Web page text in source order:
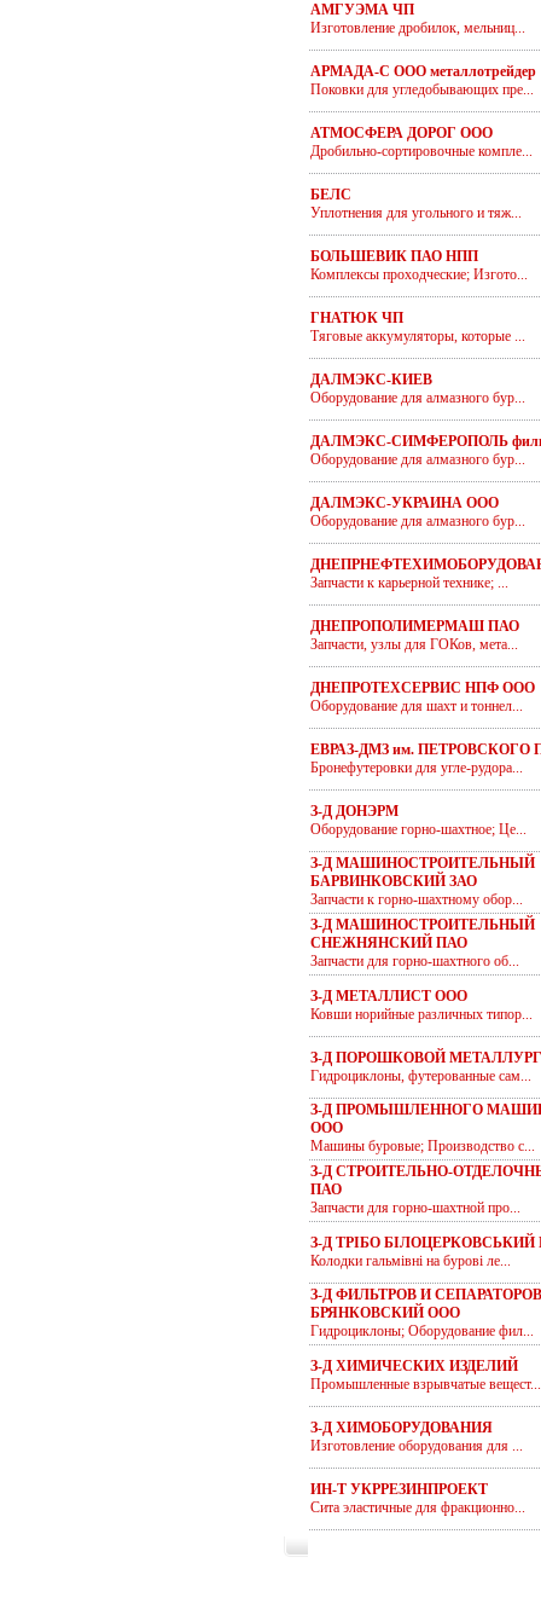
АМГУЭМА ЧП
Изготовление дробилок, мельниц...
АРМАДА-С ООО металлотрейдер
Поковки для угледобывающих пре...
АТМОСФЕРА ДОРОГ ООО
Дробильно-сортировочные компле...
БЕЛС
Уплотнения для угольного и тяж...
БОЛЬШЕВИК ПАО НПП
Комплексы проходческие; Изгото...
ГНАТЮК ЧП
Тяговые аккумуляторы, которые ...
ДАЛМЭКС-КИЕВ
Оборудование для алмазного бур...
ДАЛМЭКС-СИМФЕРОПОЛЬ
Оборудование для алмазного бур...
ДАЛМЭКС-УКРАИНА ООО
Оборудование для алмазного бур...
Запчасти к карьерной технике; ...
ДНЕПРОПОЛИМЕРМАШ ПАО
Запчасти, узлы для ГОКов, мета...
ДНЕПРОТЕХСЕРВИС НПФ ООО
Оборудование для шахт и тоннел...
ЕВРАЗ-ДМЗ им. ПЕТРОВСКОГО
Бронефутеровки для угле-рудора...
З-Д ДОНЭРМ
Оборудование горно-шахтное; Це...
З-Д МАШИНОСТРОИТЕЛЬНЫЙ
БАРВИНКОВСКИЙ ЗАО
Запчасти к горно-шахтному обор...
З-Д МАШИНОСТРОИТЕЛЬНЫЙ
СНЕЖНЯНСКИЙ ПАО
Запчасти для горно-шахтного об...
З-Д МЕТАЛЛИСТ ООО
Ковши норийные различных типор...
З-Д ПОРОШКОВОЙ
Гидроциклоны, футерованные сам...
З-Д ПРОМЫШЛЕННОГО
ООО
Машины буровые; Производство с...
З-Д СТРОИТЕЛЬНО-
ПАО
Запчасти для горно-шахтной про...
З-Д ТРІБО БІЛОЦЕРКОВСЬКИЙ
Колодки гальмівні на бурові ле...
З-Д ФИЛЬТРОВ И СЕПАРАТОРОВ
БРЯНКОВСКИЙ ООО
Гидроциклоны; Оборудование фил...
З-Д ХИМИЧЕСКИХ ИЗДЕЛИЙ
Промышленные взрывчатые вещест...
З-Д ХИМОБОРУДОВАНИЯ
Изготовление оборудования для ...
ИН-Т УКРРЕЗИНПРОЕКТ
Сита эластичные для фракционно...